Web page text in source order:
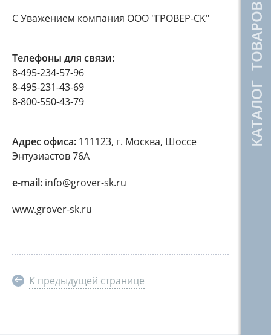
КАТАЛОГ ТОВАРОВ
С Уважением компания ООО "ГРОВЕР-СК"
Телефоны для связи:
8-495-234-57-96
8-495-231-43-69
8-800-550-43-79
Адрес офиса: 111123, г. Москва, Шоссе
Энтузиастов 76А
e-mail: info@grover-sk.ru
www.grover-sk.ru
К предыдущей странице